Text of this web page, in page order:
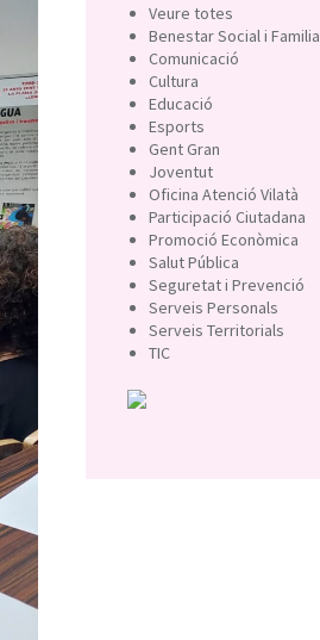
Veure totes
Benestar Social i Familia
Comunicació
Cultura
Educació
Esports
Gent Gran
Joventut
Oficina Atenció Vilatà
Participació Ciutadana
Promoció Econòmica
Salut Pública
Seguretat i Prevenció
Serveis Personals
Serveis Territorials
TIC